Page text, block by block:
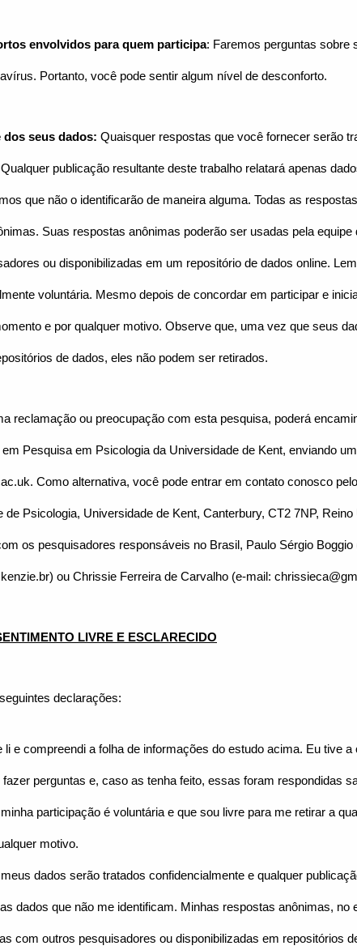
envolvidos para quem participa: Faremos perguntas sobre
Portanto, você pode sentir algum nível de desconforto.
seus dados: Quaisquer respostas que você fornecer serão
publicação resultante deste trabalho relatará apenas
que não o identificarão de maneira alguma. Todas as
Suas respostas anônimas poderão ser usadas pela
ou disponibilizadas em um repositório de dados online.
voluntária. Mesmo depois de concordar em participar e
e por qualquer motivo. Observe que, uma vez que seus
de dados, eles não podem ser retirados.
reclamação ou preocupação com esta pesquisa, poderá
Pesquisa em Psicologia da Universidade de Kent, enviando
Como alternativa, você pode entrar em contato conosco
de Psicologia, Universidade de Kent, Canterbury, CT2 7NP,
os pesquisadores responsáveis no Brasil, Paulo Sérgio Boggio
ou Chrissie Ferreira de Carvalho (e-mail:
LIVRE E ESCLARECIDO
declarações:
li e compreendi a folha de informações do estudo acima. Eu tive a
perguntas e, caso as tenha feito, essas foram respondidas
participação é voluntária e que sou livre para me retirar a
motivo.
dados serão tratados confidencialmente e qualquer
dados que não me identificam. Minhas respostas anônimas, no
com outros pesquisadores ou disponibilizadas em repositórios